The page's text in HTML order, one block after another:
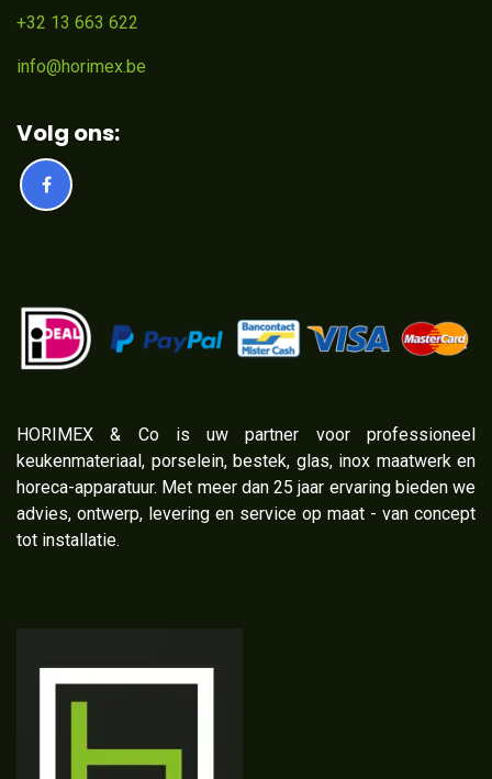
+32 13 663 622
info@horimex.be
Volg ons:
​HORIMEX & Co is uw partner voor professioneel
keukenmateriaal, porselein, bestek, glas, inox maatwerk en
horeca-apparatuur. Met meer dan 25 jaar ervaring bieden we
advies, ontwerp, levering en service op maat - van concept
tot installatie.